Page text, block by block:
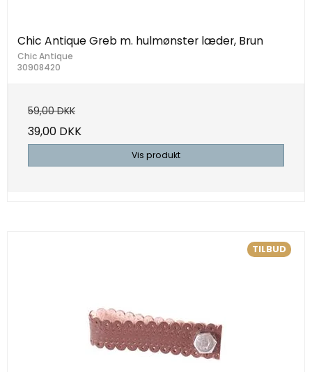
Chic Antique Greb m. hulmønster læder, Brun
Chic Antique
30908420
59,00 DKK
39,00 DKK
Vis produkt
TILBUD